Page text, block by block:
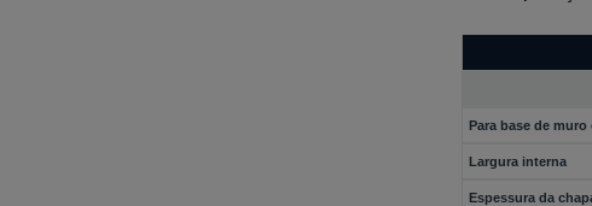
Para base de
Largura interna
Espessura da